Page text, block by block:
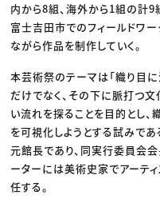
内から8組、海外から1組の計9
富士吉田市でのフィールドワ
ながら作品を制作していく。
本芸術祭のテーマは「織り目
だけでなく、その下に脈打つ文
い流れを探ることを目的とし
を可視化しようとする試みであ
元館長であり、同実行委員会
ーターには美術史家でアーテ
任する。